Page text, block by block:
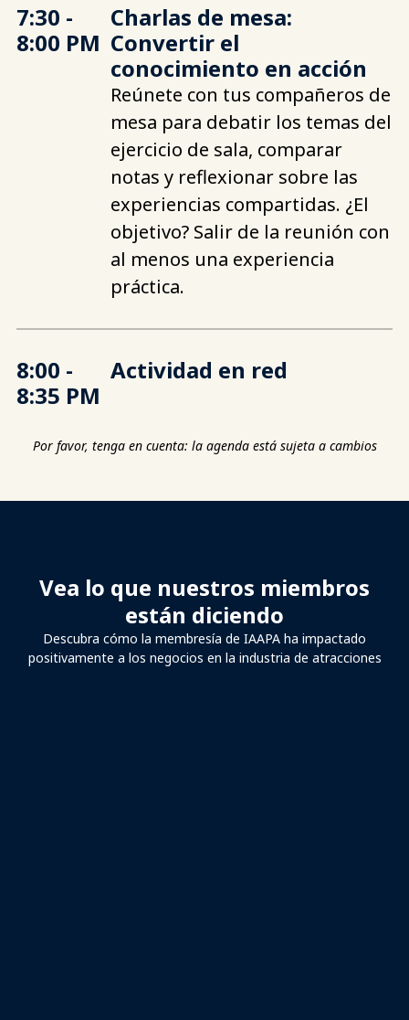
7:30 -
8:00 PM
Charlas de mesa:
Convertir el
conocimiento en acción
Reúnete con tus compañeros de
mesa para debatir los temas del
ejercicio de sala, comparar
notas y reflexionar sobre las
experiencias compartidas. ¿El
objetivo? Salir de la reunión con
al menos una experiencia
práctica.
8:00 -
8:35 PM
Actividad en red
Por favor, tenga en cuenta: la agenda está sujeta a cambios
Vea lo que nuestros miembros
están diciendo
Descubra cómo la membresía de IAAPA ha impactado
positivamente a los negocios en la industria de atracciones